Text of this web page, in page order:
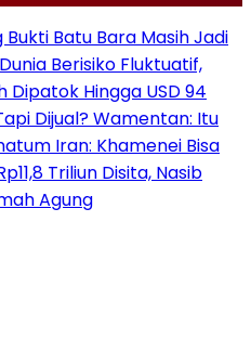
Batu Bara Masih Jadi
Berisiko Fluktuatif,
Hingga USD 94
Dijual? Wamentan: Itu
Iran: Khamenei Bisa
Triliun Disita, Nasib
Agung